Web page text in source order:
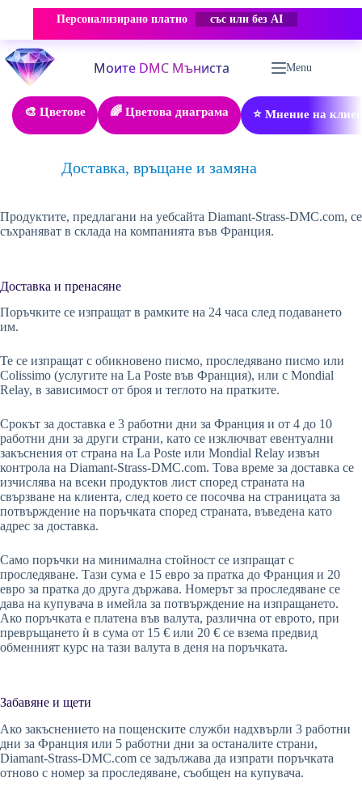
Персонализирано платно със или без AI
Skip
to
content
Menu
🎨 Цветове 🌈 Цветова диаграма ⭐ Мнение на
Доставка, връщане и замяна
Продуктите, предлагани на уебсайта Diamant-Strass-DMC.com, се
съхраняват в склада на компанията във Франция.
Доставка и пренасяне
Поръчките се изпращат в рамките на 24 часа след подаването
им.
Те се изпращат с обикновено писмо, проследявано писмо или
Colissimo (услугите на La Poste във Франция), или с Mondial
Relay, в зависимост от броя и теглото на пратките.
Срокът за доставка е 3 работни дни за Франция и от 4 до 10
работни дни за други страни, като се изключват евентуални
закъснения от страна на La Poste или Mondial Relay извън
контрола на Diamant-Strass-DMC.com. Това време за доставка се
изчислява на всеки продуктов лист според страната на
свързване на клиента, след което се посочва на страницата за
потвърждение на поръчката според страната, въведена като
адрес за доставка.
Само поръчки на минимална стойност се изпращат с
проследяване. Тази сума е 15 евро за пратка до Франция и 20
евро за пратка до друга държава. Номерът за проследяване се
дава на купувача в имейла за потвърждение на изпращането.
Ако поръчката е платена във валута, различна от еврото, при
превръщането ѝ в сума от 15 € или 20 € се взема предвид
обменният курс на тази валута в деня на поръчката.
Забавяне и щети
Ако закъснението на пощенските служби надхвърли 3 работни
дни за Франция или 5 работни дни за останалите страни,
Diamant-Strass-DMC.com се задължава да изпрати поръчката
отново с номер за проследяване, съобщен на купувача.